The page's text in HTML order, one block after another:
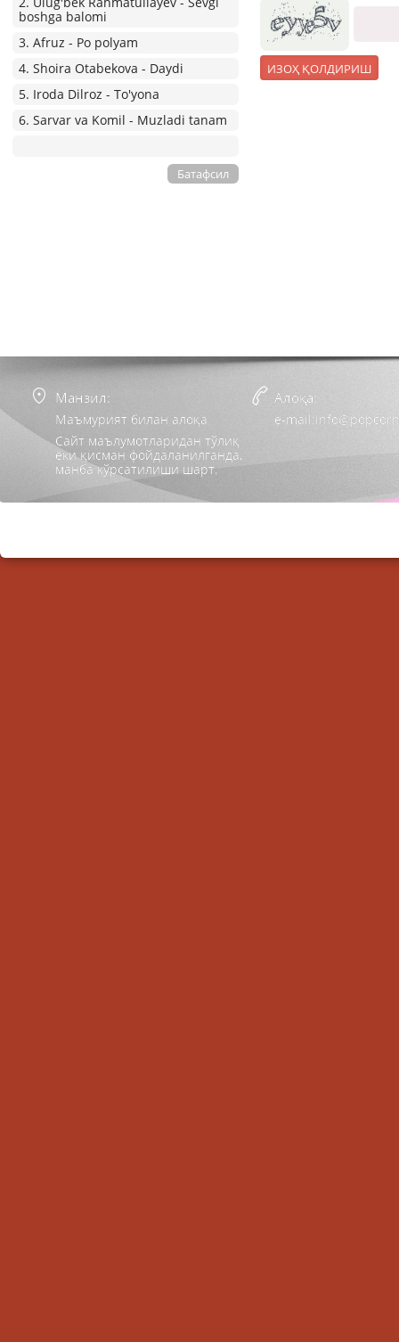
boshga balomi
3. Afruz - Po polyam
4. Shoira Otabekova - Daydi
5. Iroda Dilroz - To'yona
6. Sarvar va Komil - Muzladi tanam
Батафсил
Манзил:
Маъмурият билан алоқа
Сайт маълумотларидан тўлиқ
ёки қисман фойдаланилганда,
манба кўрсатилиши шарт.
Алоқа:
e-